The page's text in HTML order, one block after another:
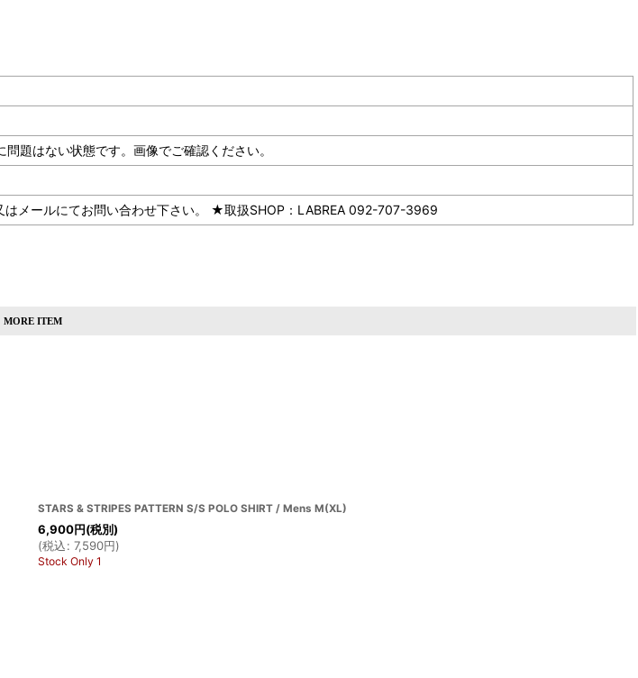
題はない状態です。画像でご確認ください。
はメールにてお問い合わせ下さい。 ★取扱SHOP：LABREA 092-707-3969
MORE ITEM
STARS & STRIPES PATTERN S/S POLO SHIRT / Mens M(XL)
6,900円(税別)
(税込: 7,590円)
Stock Only 1